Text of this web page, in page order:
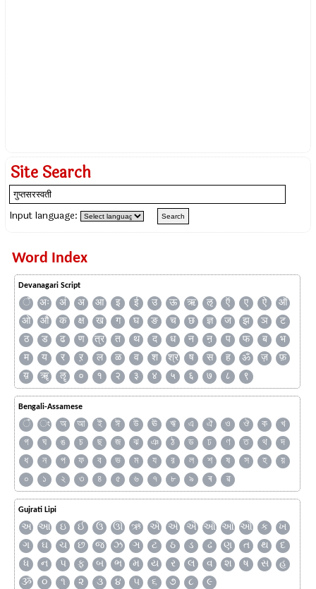
Site Search
Input language:
Word Index
Devanagari Script
ँ अः अं अ आ इ ई उ ऊ ऋ ऌ ऍ ए ऐ
ऑ
ओ
औ क क्ष ख ग घ ङ च छ ज्ञ ज झ ञ
ट
ठ
ड ढ ण त्र त थ द ध न ऩ प फ ब
भ
म
य र ऱ ल ळ व श श्र ष स ह ॐ ज़
फ़
य़
ॠ ॡ ० १ २ ३ ४ ५ ६ ७ ८ ९
Bengali-Assamese
ঁ ং অ আ ই ঈ উ ঊ ঋ এ ঐ ও ঔ ক
খ
গ
ঘ ঙ চ ছ জ ঝ ঞ ঠ ড ঢ ণ ত থ
দ
ধ
ন প ফ ব ভ ম য র ল শ ষ স হ
য়
০
১ ২ ৩ ৪ ৫ ৬ ৭ ৮ ৯ ৰ ৱ
Gujrati Lipi
અ આ ઇ ઈ ઉ ઊ ઋ ઍ એ ઐ ઑ ઓ ઔ ક
ખ
ગ
ઘ ચ છ જ ઝ ઞ ટ ઠ ડ ઢ ણ ત થ
દ
ધ
ન પ ફ બ ભ મ ય ર લ વ શ ષ સ
હ
ૐ
૦ ૧ ૨ ૩ ૪ ૫ ૬ ૭ ૮ ૯